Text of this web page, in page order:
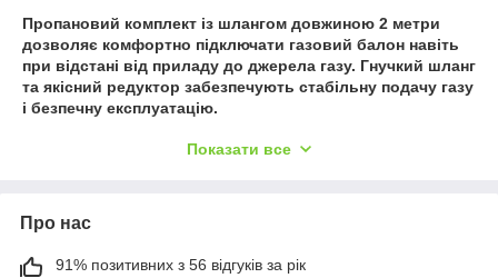
Пропановий комплект із шлангом довжиною 2 метри
дозволяє комфортно підключати газовий балон навіть
при відстані від приладу до джерела газу. Гнучкий шланг
та якісний редуктор забезпечують стабільну подачу газу
і безпечну експлуатацію.
обладнання для зручності роботи і запобігає натягу
використанні.
Показати все
Про нас
91% позитивних з 56 відгуків за рік